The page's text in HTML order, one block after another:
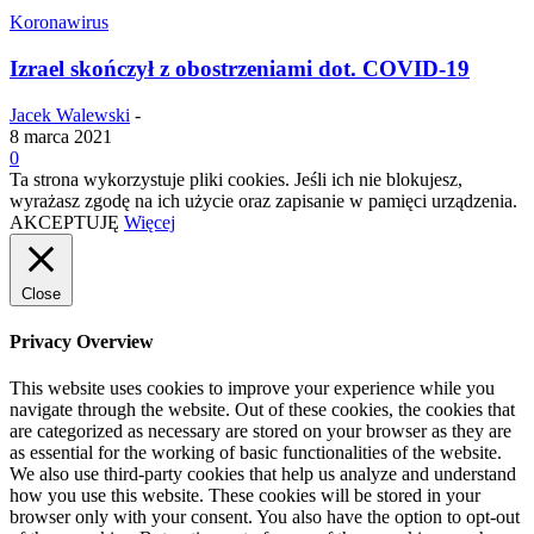
Koronawirus
Izrael skończył z obostrzeniami dot. COVID-19
Jacek Walewski -
8 marca 2021
0
Ta strona wykorzystuje pliki cookies. Jeśli ich nie blokujesz,
wyrażasz zgodę na ich użycie oraz zapisanie w pamięci urządzenia.
AKCEPTUJĘ Więcej
Close
Privacy Overview
This website uses cookies to improve your experience while you
navigate through the website. Out of these cookies, the cookies that
are categorized as necessary are stored on your browser as they are
as essential for the working of basic functionalities of the website.
We also use third-party cookies that help us analyze and understand
how you use this website. These cookies will be stored in your
browser only with your consent. You also have the option to opt-out